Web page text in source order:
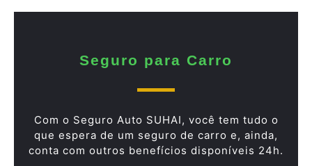
Seguro para Carro
Com o Seguro Auto SUHAI, você tem tudo o
que espera de um seguro de carro e, ainda,
conta com outros benefícios disponíveis 24h.